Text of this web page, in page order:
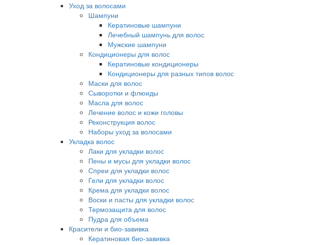
Уход за волосами
Шампуни
Кератиновые шампуни
Лечебный шампунь для волос
Мужские шампуни
Кондиционеры для волос
Кератиновые кондиционеры
Кондиционеры для разных типов волос
Маски для волос
Сыворотки и флюиды
Масла для волос
Лечение волос и кожи головы
Реконструкция волос
Наборы уход за волосами
Укладка волос
Лаки для укладки волос
Пены и мусы для укладки волос
Спреи для укладки волос
Гели для укладки волос
Крема для укладки волос
Воски и пасты для укладки волос
Термозащита для волос
Пудра для объема
Красители и био-завивка
Кератиновая био-завивка